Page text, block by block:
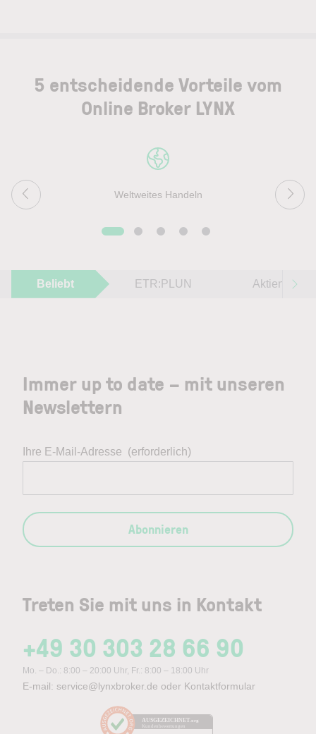
5 entscheidende Vorteile vom
Online Broker LYNX
Weltweites Handeln
Beliebt ETR:PLUN Aktien im
Treten Sie mit uns in Kontakt
+49 30 303 28 66 90
Mo. – Do.: 8:00 – 20:00 Uhr, Fr.: 8:00 – 18:00 Uhr
E-mail: service@lynxbroker.de oder Kontaktformular
AUSGEZEICHNET .org
Kundenbewertungen
Immer up to date – mit unseren
Newslettern
Ihre E-Mail-Adresse (erforderlich)
Abonnieren